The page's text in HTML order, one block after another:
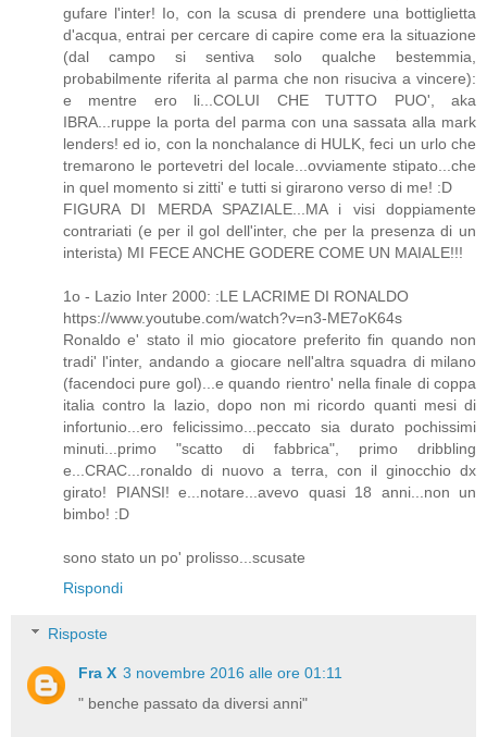
gufare l'inter! Io, con la scusa di prendere una bottiglietta
d'acqua, entrai per cercare di capire come era la situazione
(dal campo si sentiva solo qualche bestemmia,
probabilmente riferita al parma che non risuciva a vincere):
e mentre ero li...COLUI CHE TUTTO PUO', aka
IBRA...ruppe la porta del parma con una sassata alla mark
lenders! ed io, con la nonchalance di HULK, feci un urlo che
tremarono le portevetri del locale...ovviamente stipato...che
in quel momento si zitti' e tutti si girarono verso di me! :D
FIGURA DI MERDA SPAZIALE...MA i visi doppiamente
contrariati (e per il gol dell'inter, che per la presenza di un
interista) MI FECE ANCHE GODERE COME UN MAIALE!!!
1o - Lazio Inter 2000: :LE LACRIME DI RONALDO
https://www.youtube.com/watch?v=n3-ME7oK64s
Ronaldo e' stato il mio giocatore preferito fin quando non
tradi' l'inter, andando a giocare nell'altra squadra di milano
(facendoci pure gol)...e quando rientro' nella finale di coppa
italia contro la lazio, dopo non mi ricordo quanti mesi di
infortunio...ero felicissimo...peccato sia durato pochissimi
minuti...primo "scatto di fabbrica", primo dribbling
e...CRAC...ronaldo di nuovo a terra, con il ginocchio dx
girato! PIANSI! e...notare...avevo quasi 18 anni...non un
bimbo! :D
sono stato un po' prolisso...scusate
Rispondi
Risposte
Fra X 3 novembre 2016 alle ore 01:11
" benche passato da diversi anni"